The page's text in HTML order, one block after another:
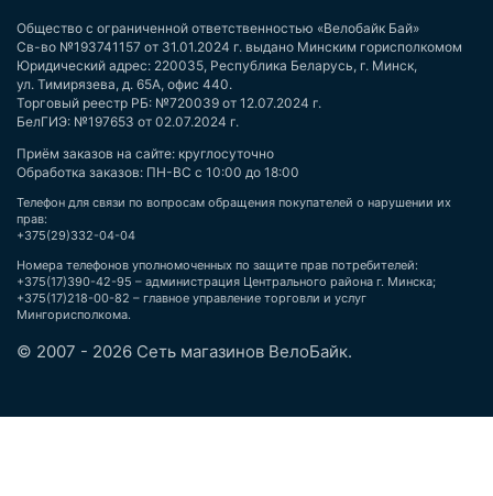
Общество с ограниченной ответственностью «Велобайк Бай»
Св-во №193741157 от 31.01.2024 г. выдано Минским горисполкомом
Юридический адрес: 220035, Республика Беларусь, г. Минск,
ул. Тимирязева, д. 65А, офис 440.
Торговый реестр РБ: №720039 от 12.07.2024 г.
БелГИЭ: №197653 от 02.07.2024 г.
Приём заказов на сайте: круглосуточно
Обработка заказов: ПН-ВС с 10:00 до 18:00
Телефон для связи по вопросам обращения покупателей о нарушении их
прав:
+375(29)332-04-04
Номера телефонов уполномоченных по защите прав потребителей:
+375(17)390-42-95 – администрация Центрального района г. Минска;
+375(17)218-00-82 – главное управление торговли и услуг
Мингорисполкома.
© 2007 - 2026 Сеть магазинов ВелоБайк.